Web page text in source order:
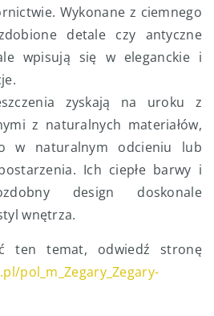
Wykonane z ciemnego
detale czy antyczne
wpisują się w eleganckie i
zyskają na uroku z
z naturalnych materiałów,
w naturalnym odcieniu lub
Ich ciepłe barwy i
design doskonale
wnętrza.
ten temat, odwiedź stronę
pol_m_Zegary_Zegary-